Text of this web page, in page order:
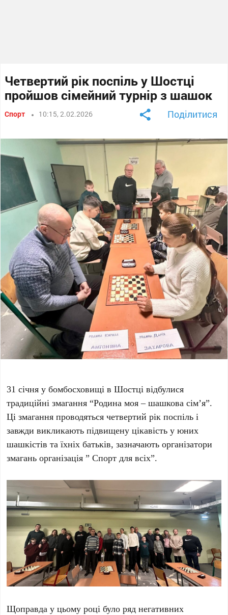
Четвертий рік поспіль у Шостці
пройшов сімейний турнір з шашок
Спорт 10:15, 2.02.2026 Поділитися
31 січня у бомбосховищі в Шостці відбулися
традиційні змагання “Родина моя – шашкова сім’я”.
Ці змагання проводяться четвертий рік поспіль і
завжди викликають підвищену цікавість у юних
шашкістів та їхніх батьків, зазначають організатори
змагань організація ” Спорт для всіх”.
Щоправда у цьому році було ряд негативних